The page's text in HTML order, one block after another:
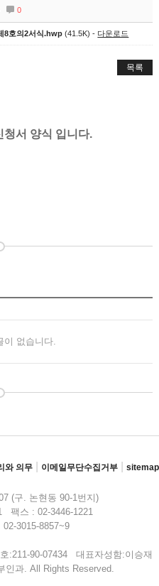
0
8호의2서식.hwp (41.5K) - 다운로드
목록
청서 양식 입니다.
이 없습니다.
와 의무 이메일무단수집거부 sitemap
(구. 논현동 90-1번지)
팩스 : 02-3446-1221
3015-8857~9
:211-90-07434 대표자성함:이승재
인과. All Rights Reserved.